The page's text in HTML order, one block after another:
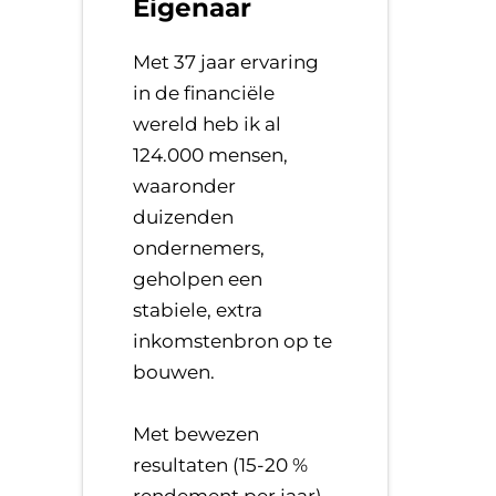
Eigenaar
Met 37 jaar ervaring
in de financiële
wereld heb ik al
124.000 mensen,
waaronder
duizenden
ondernemers,
geholpen een
stabiele, extra
inkomstenbron op te
bouwen.
​Met bewezen
resultaten (15-20 %